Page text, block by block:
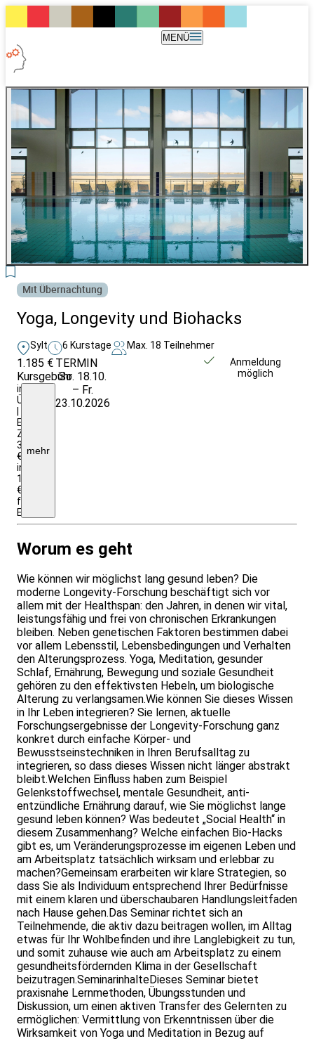
MENÜ
Mit Übernachtung
Yoga, Longevity und Biohacks
Sylt 6 Kurstage Max. 18 Teilnehmer
1.185 €
Kursgebühr
inkl.
Ü/HP
EZ-
Zuschlag:
312,50
€
insgesamt;
1385
€
für
Einrichtungen/Firmen
mehr
TERMIN
So. 18.10.
– Fr.
23.10.2026
Anmeldung
möglich
Worum es geht
Wie können wir möglichst lang gesund leben? Die
moderne Longevity-Forschung beschäftigt sich vor
allem mit der Healthspan: den Jahren, in denen wir vital,
leistungsfähig und frei von chronischen Erkrankungen
bleiben. Neben genetischen Faktoren bestimmen dabei
vor allem Lebensstil, Lebensbedingungen und Verhalten
den Alterungsprozess. Yoga, Meditation, gesunder
Schlaf, Ernährung, Bewegung und soziale Gesundheit
gehören zu den effektivsten Hebeln, um biologische
Alterung zu verlangsamen.Wie können Sie dieses Wissen
in Ihr Leben integrieren? Sie lernen, aktuelle
Forschungsergebnisse der Longevity-Forschung ganz
konkret durch einfache Körper- und
Bewusstseinstechniken in Ihren Berufsalltag zu
integrieren, so dass dieses Wissen nicht länger abstrakt
bleibt.Welchen Einfluss haben zum Beispiel
Gelenkstoffwechsel, mentale Gesundheit, anti-
entzündliche Ernährung darauf, wie Sie möglichst lange
gesund leben können? Was bedeutet „Social Health“ in
diesem Zusammenhang? Welche einfachen Bio-Hacks
gibt es, um Veränderungsprozesse im eigenen Leben und
am Arbeitsplatz tatsächlich wirksam und erlebbar zu
machen?Gemeinsam erarbeiten wir klare Strategien, so
dass Sie als Individuum entsprechend Ihrer Bedürfnisse
mit einem klaren und überschaubaren Handlungsleitfaden
nach Hause gehen.Das Seminar richtet sich an
Teilnehmende, die aktiv dazu beitragen wollen, im Alltag
etwas für Ihr Wohlbefinden und ihre Langlebigkeit zu tun,
und somit zuhause wie auch am Arbeitsplatz zu einem
gesundheitsfördernden Klima in der Gesellschaft
beizutragen.SeminarinhalteDieses Seminar bietet
praxisnahe Lernmethoden, Übungsstunden und
Diskussion, um einen aktiven Transfer des Gelernten zu
ermöglichen: Vermittlung von Erkenntnissen über die
Wirksamkeit von Yoga und Meditation in Bezug auf